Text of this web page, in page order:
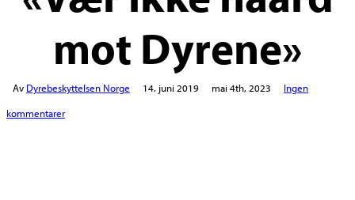
mot Dyrene»
Av Dyrebeskyttelsen Norge 14. juni 2019 mai 4th, 2023
Ingen
kommentarer